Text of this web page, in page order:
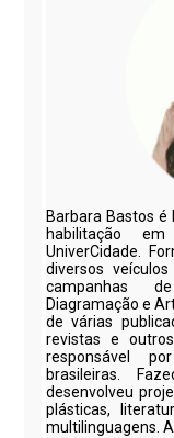
Barbara Bastos
habilitação
UniverCidade.
diversos
campanhas
Diagramação e
de várias
revistas e
responsável
brasileiras.
desenvolveu
plásticas,
multilinguagens.